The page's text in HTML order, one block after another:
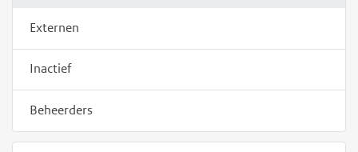
Externen
Inactief
Beheerders